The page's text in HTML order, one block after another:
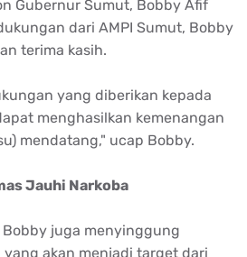
Gubernur Sumut, Bobby Afif
dari AMPI Sumut, Bobby
terima kasih.
yang diberikan kepada
menghasilkan kemenangan
mendatang," ucap Bobby.
Jauhi Narkoba
juga menyinggung
yang akan menjadi target dari